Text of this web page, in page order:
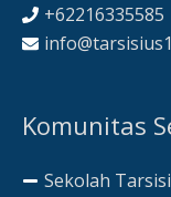
+62216335585
Komunitas
Sekolah